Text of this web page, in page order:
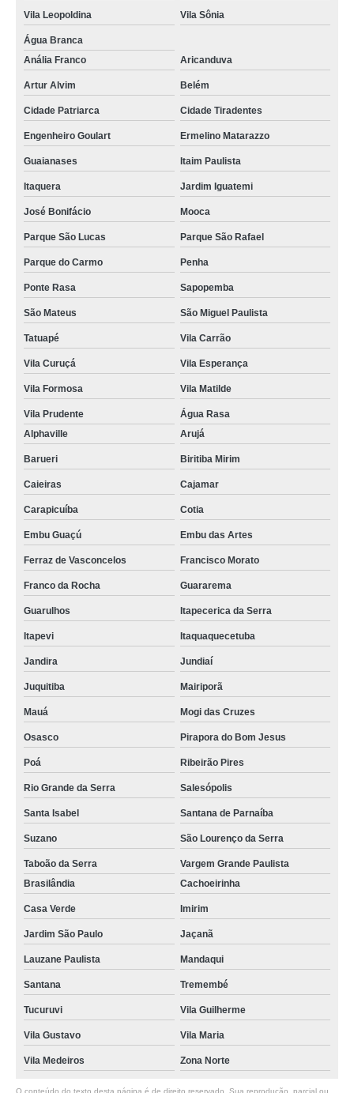
Vila Leopoldina Vila Sônia
Água Branca
Anália Franco
Aricanduva
Artur Alvim Belém
Cidade Patriarca Cidade Tiradentes
Engenheiro Goulart Ermelino Matarazzo
Guaianases Itaim Paulista
Itaquera Jardim Iguatemi
José Bonifácio Mooca
Parque São Lucas Parque São Rafael
Parque do Carmo Penha
Ponte Rasa Sapopemba
São Mateus São Miguel Paulista
Tatuapé Vila Carrão
Vila Curuçá Vila Esperança
Vila Formosa Vila Matilde
Vila Prudente
Água Rasa
Alphaville
Arujá
Barueri Biritiba Mirim
Caieiras Cajamar
Carapicuíba Cotia
Embu Guaçú Embu das Artes
Ferraz de Vasconcelos Francisco Morato
Franco da Rocha Guararema
Guarulhos Itapecerica da Serra
Itapevi Itaquaquecetuba
Jandira Jundiaí
Juquitiba Mairiporã
Mauá Mogi das Cruzes
Osasco Pirapora do Bom Jesus
Poá Ribeirão Pires
Rio Grande da Serra Salesópolis
Santa Isabel Santana de Parnaíba
Suzano São Lourenço da Serra
Taboão da Serra
Vargem Grande Paulista
Brasilândia
Cachoeirinha
Casa Verde Imirim
Jardim São Paulo Jaçanã
Lauzane Paulista Mandaqui
Santana Tremembé
Tucuruvi Vila Guilherme
Vila Gustavo Vila Maria
Vila Medeiros Zona Norte
O conteúdo do texto desta página é de direito reservado. Sua reprodução, parcial ou